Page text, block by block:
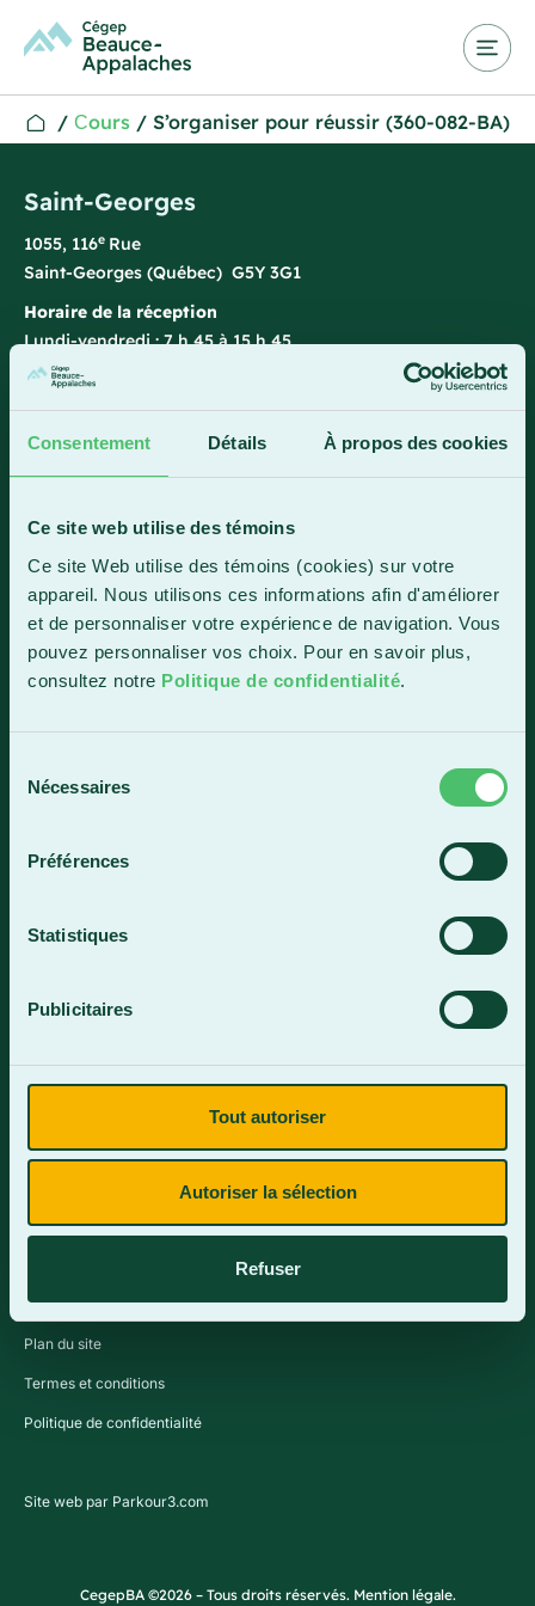
Consentement Détails À propos des cookies
Ce site web utilise des témoins
Ce site Web utilise des témoins (cookies) sur votre
appareil. Nous utilisons ces informations afin d'améliorer
et de personnaliser votre expérience de navigation. Vous
pouvez personnaliser vos choix. Pour en savoir plus,
consultez notre Politique de confidentialité.
Nécessaires
Préférences
Statistiques
Publicitaires
Tout autoriser
Autoriser la sélection
Refuser
/ Сours / S’organiser pour réussir (360-082-BA)
Saint-Georges
1055, 116e Rue
Saint-Georges (Québec) G5Y 3G1
Horaire de la réception
Lundi-vendredi : 7 h 45 à 15 h 45
418 228-8896
Sainte-Marie
1150, boul. Vachon Nord
Sainte-Marie (Québec) G6E 0R1
Horaire de la réception
Lundi-vendredi : 7 h 30 à 15 h 30
418 387-8896
Lac-Mégantic
Lac-Mégantic (Québec) G6B 3B4
Lundi-vendredi : 8 h à 16 h
Plan du site
Termes et conditions
Politique de confidentialité
Site web par Parkour3.com
CegepBA ©2026 – Tous droits réservés. Mention légale.